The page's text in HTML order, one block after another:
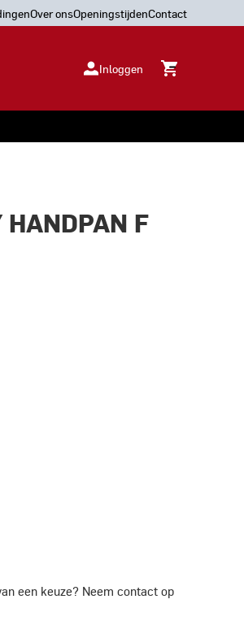
Over onsOpeningstijdenContact
Inloggen
HANDPAN F
een keuze? Neem contact op